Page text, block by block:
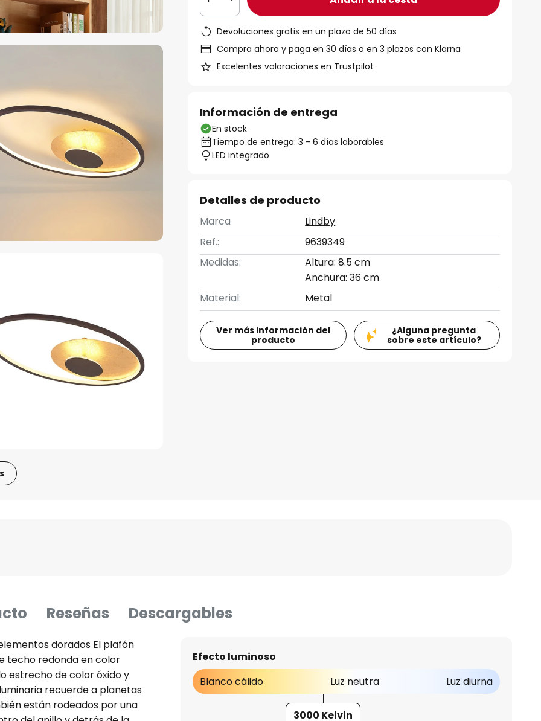
Devoluciones gratis en un plazo de 50 días
Compra ahora y paga en 30 días o en 3 plazos con Klarna
Excelentes valoraciones en Trustpilot
Información de entrega
En stock
Tiempo de entrega: 3 - 6 días laborables
LED integrado
Detalles de producto
Marca
Lindby
Ref.:
9639349
Medidas:
Altura: 8.5 cm
Anchura: 36 cm
Material:
Metal
Ver más información del
producto
¿Alguna pregunta
sobre este artículo?
Reseñas Descargables
dorados El plafón
techo redonda en color
estrecho de color óxido y
recuerde a planetas
están rodeados por una
Efecto luminoso
Blanco cálido
Luz neutra Luz diurna
3000 Kelvin